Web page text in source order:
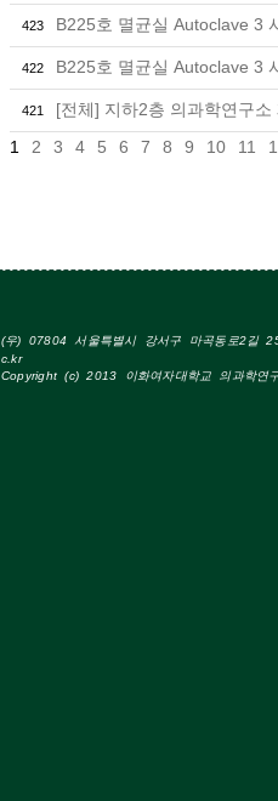
423 B225호 멸균실 Autoclave 3
422 B225호 멸균실 Autoclave 3
421
[전체] 지하2층 의과학연구
1
2 3 4 5 6 7 8 9 10 11
(우) 07804 서울특별시 강서구 마곡동로2길
c.kr
Copyright (c) 2013 이화여자대학교 의과학연